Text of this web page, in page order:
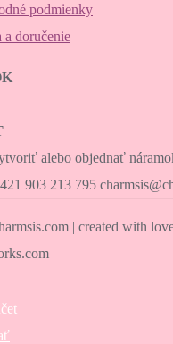
podmienky
a doručenie
alebo objednať
903 213 795
| created with